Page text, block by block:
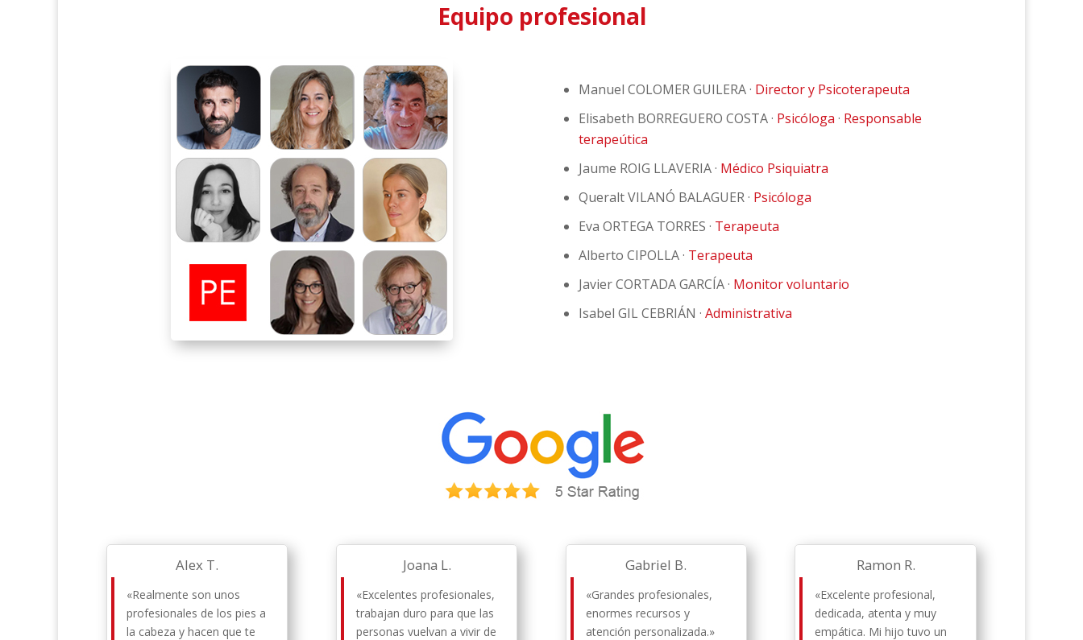
Equipo profesional
Manuel COLOMER GUILERA · Director y Psicoterapeuta
Elisabeth BORREGUERO COSTA · Psicóloga · Responsable
terapeútica
Jaume ROIG LLAVERIA · Médico Psiquiatra
Queralt VILANÓ BALAGUER · Psicóloga
Eva ORTEGA TORRES · Terapeuta
Alberto CIPOLLA · Terapeuta
Javier CORTADA GARCÍA · Monitor voluntario
Isabel GIL CEBRIÁN · Administrativa
Alex T.
«Realmente son unos
profesionales de los pies a
la cabeza y hacen que te
Joana L.
«Excelentes profesionales,
trabajan duro para que las
personas vuelvan a vivir de
Gabriel B.
«Grandes profesionales,
enormes recursos y
atención personalizada.»
Ramon R.
«Excelente profesional,
dedicada, atenta y muy
empática. Mi hijo tuvo un